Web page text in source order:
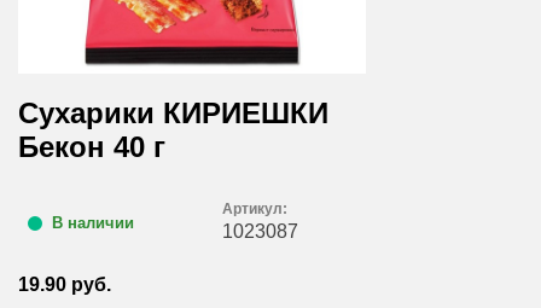
Сухарики КИРИЕШКИ
Бекон 40 г
В наличии
Артикул:
1023087
19.90 руб.